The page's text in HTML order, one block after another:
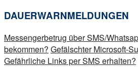
DAUERWARNMELDUNGEN
Messengerbetrug über SMS/
bekommen? Gefälschter Microsoft-
Gefährliche Links per SMS erhalten?